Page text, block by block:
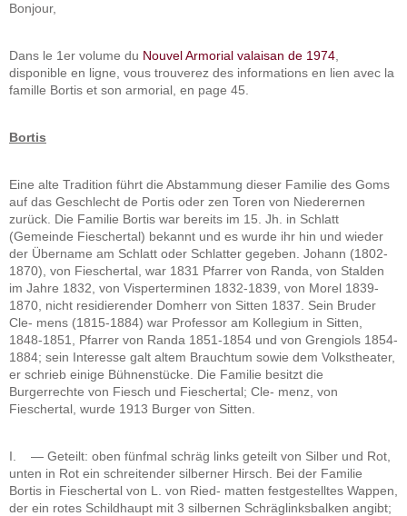
Bonjour,
Dans le 1er volume du Nouvel Armorial valaisan de 1974
disponible en ligne, vous trouverez des informations en lien avec la
famille Bortis et son armorial, en page 45.
Bortis
Eine alte Tradition führt die Abstammung dieser Familie des Goms
auf das Geschlecht de Portis oder zen Toren von Niederernen
zurück. Die Familie Bortis war bereits im 15. Jh. in Schlatt
(Gemeinde Fieschertal) bekannt und es wurde ihr hin und wieder
der Übername am Schlatt oder Schlatter gegeben. Johann (1802-
1870), von Fieschertal, war 1831 Pfarrer von Randa, von Stalden
im Jahre 1832, von Visperterminen 1832-1839, von Morel 1839-
1870, nicht residierender Domherr von Sitten 1837. Sein Bruder
Cle- mens (1815-1884) war Professor am Kollegium in Sitten,
1848-1851, Pfarrer von Randa 1851-1854 und von Grengiols 1854-
1884; sein Interesse galt altem Brauchtum sowie dem Volkstheater,
er schrieb einige Bühnenstücke. Die Familie besitzt die
Burgerrechte von Fiesch und Fieschertal; Cle- menz, von
Fieschertal, wurde 1913 Burger von Sitten.
I. — Geteilt: oben fünfmal schräg links geteilt von Silber und Rot,
unten in Rot ein schreitender silberner Hirsch. Bei der Familie
Bortis in Fieschertal von L. von Ried- matten festgestelltes Wappen,
der ein rotes Schildhaupt mit 3 silbernen Schräglinksbalken angibt;